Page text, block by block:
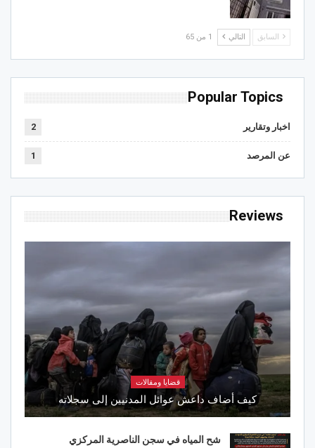
السابق التالي 1 من 65
Popular Topics
اخبار وتقارير 2
عن المرصد 1
Reviews
قضايا ومقالات
كيف أضاف داعش عوائل المدنيين إلى سجلاته
شح المياه في سجن الناصرية المركزي